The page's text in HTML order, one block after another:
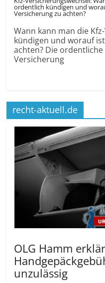
ordentlich kündigen und
Versicherung zu achten?
Wann kann man die
kündigen und worauf
achten? Die
Versicherung
recht-aktuell.de
OLG Hamm
unzulässig